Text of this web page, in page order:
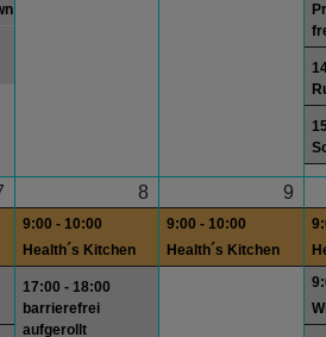
8
9:00 - 10:00
Health´s Kitchen
17:00 - 18:00
barrierefrei
aufgerollt
9
9:00 - 10:00
Health´s Kitchen